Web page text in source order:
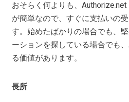
おそらく何よりも、
が簡単なので、すぐに支払いの
す。始めたばかりの場合でも、
ーションを探している場合でも
る価値があります。
長所